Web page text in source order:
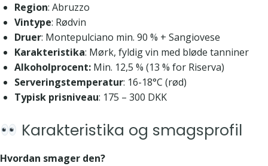
Region: Abruzzo
Vintype: Rødvin
Druer: Montepulciano min. 90 % + Sangiovese
Karakteristika: Mørk, fyldig vin med bløde tanniner
Alkoholprocent: Min. 12,5 % (13 % for Riserva)
Serveringstemperatur: 16-18°C (rød)
Typisk prisniveau: 175 – 300 DKK
Karakteristika og smagsprofil
Hvordan smager den?